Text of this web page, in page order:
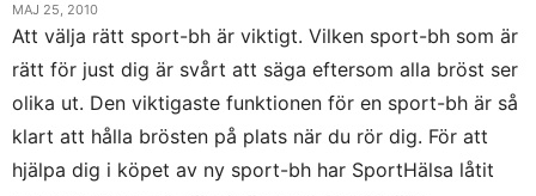
MAJ 25, 2010
Att välja rätt sport-bh är viktigt. Vilken sport-bh som är
rätt för just dig är svårt att säga eftersom alla bröst ser
olika ut. Den viktigaste funktionen för en sport-bh är så
klart att hålla brösten på plats när du rör dig. För att
hjälpa dig i köpet av ny sport-bh har SportHälsa låtit